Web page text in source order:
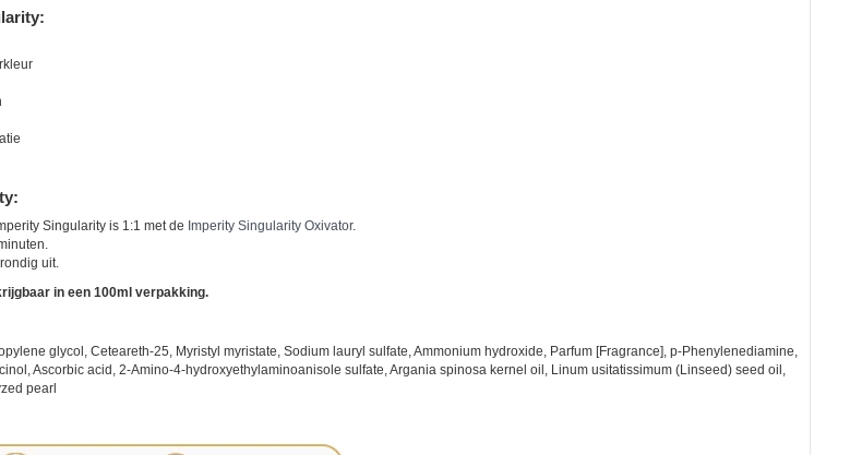
Singularity is 1:1 met de Imperity Singularity Oxivator.
uit.
in een 100ml verpakking.
glycol, Ceteareth-25, Myristyl myristate, Sodium lauryl sulfate, Ammonium hydroxide, Parfum [Fragrance], p-Phenylenediamine,
Ascorbic acid, 2-Amino-4-hydroxyethylaminoanisole sulfate, Argania spinosa kernel oil, Linum usitatissimum (Linseed) seed oil,
pearl